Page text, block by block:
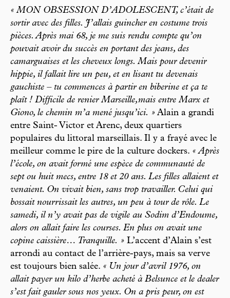
« MON OBSESSION D’ADOLESCENT, c’était de
sortir avec des filles. J’allais guincher en costume trois
pièces. Après mai 68, je me suis rendu compte qu’on
pouvait avoir du succès en portant des jeans, des
camarguaises et les cheveux longs. Mais pour devenir
hippie, il fallait lire un peu, et en lisant tu devenais
gauchiste – tu commences à partir en biberine et ça te
plaît ! Difficile de renier Marseille,mais entre Marx et
Giono, le chemin m’a mené jusqu’ici. » Alain a grandi
entre Saint- Victor et Arenc, deux quartiers
populaires du littoral marseillais. Il y a frayé avec le
meilleur comme le pire de la culture dockers. « Après
l’école, on avait formé une espèce de communauté de
sept ou huit mecs, entre 18 et 20 ans. Les filles allaient et
venaient. On vivait bien, sans trop travailler. Celui qui
bossait nourrissait les autres, un peu à tour de rôle. Le
samedi, il n’y avait pas de vigile au Sodim d’Endoume,
alors on allait faire les courses. En plus on avait une
copine caissière… Tranquille. » L’accent d’Alain s’est
arrondi au contact de l’arrière-pays, mais sa verve
est toujours bien salée. « Un jour d’avril 1976, on
allait payer un kilo d’herbe acheté à Belsunce et le dealer
s’est fait gauler sous nos yeux. On a pris peur, on est